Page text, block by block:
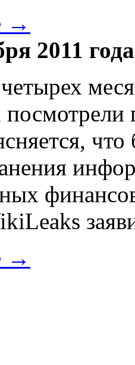
→
2011 года
что
→